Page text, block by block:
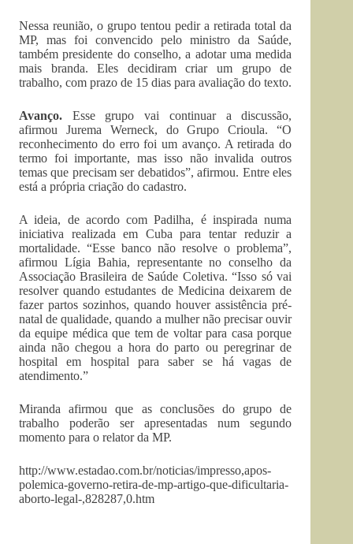
Nessa reunião, o grupo tentou pedir a retirada total da
MP, mas foi convencido pelo ministro da Saúde,
também presidente do conselho, a adotar uma medida
mais branda. Eles decidiram criar um grupo de
trabalho, com prazo de 15 dias para avaliação do texto.
Avanço. Esse grupo vai continuar a discussão,
afirmou Jurema Werneck, do Grupo Crioula. “O
reconhecimento do erro foi um avanço. A retirada do
termo foi importante, mas isso não invalida outros
temas que precisam ser debatidos”, afirmou. Entre eles
está a própria criação do cadastro.
A ideia, de acordo com Padilha, é inspirada numa
iniciativa realizada em Cuba para tentar reduzir a
mortalidade. “Esse banco não resolve o problema”,
afirmou Lígia Bahia, representante no conselho da
Associação Brasileira de Saúde Coletiva. “Isso só vai
resolver quando estudantes de Medicina deixarem de
fazer partos sozinhos, quando houver assistência pré-
natal de qualidade, quando a mulher não precisar ouvir
da equipe médica que tem de voltar para casa porque
ainda não chegou a hora do parto ou peregrinar de
hospital em hospital para saber se há vagas de
atendimento.”
Miranda afirmou que as conclusões do grupo de
trabalho poderão ser apresentadas num segundo
momento para o relator da MP.
http://www.estadao.com.br/noticias/impresso,apos-
polemica-governo-retira-de-mp-artigo-que-dificultaria-
aborto-legal-,828287,0.htm